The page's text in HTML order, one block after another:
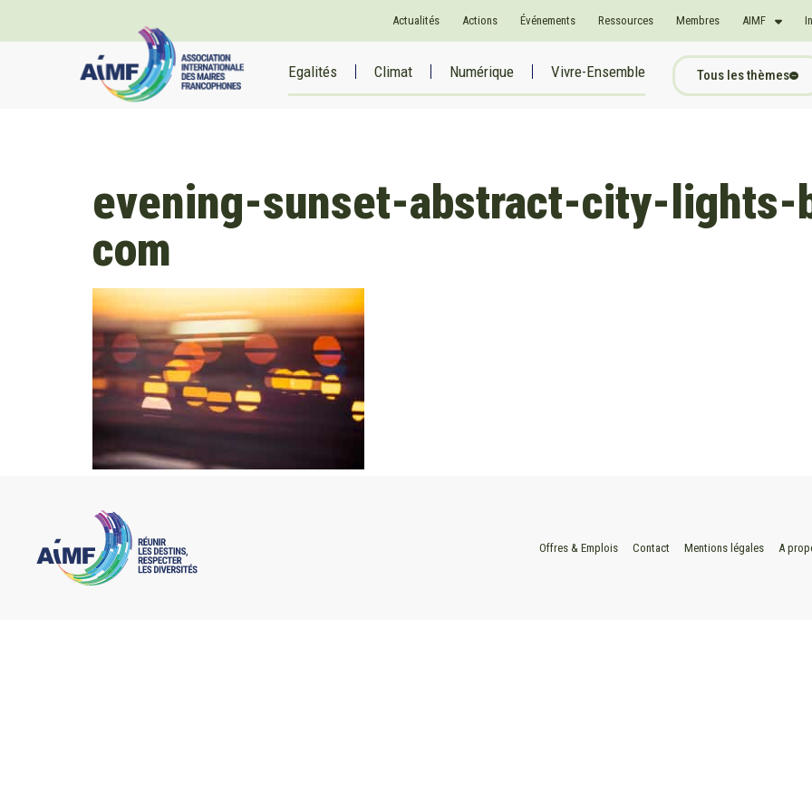
Actualités Actions Événements Ressources Membres AIMF
Egalités Climat Numérique Vivre-Ensemble Tous les thèmes
evening-sunset-abstract-city-lights-
com
Offres & Emplois Contact Mentions légales A